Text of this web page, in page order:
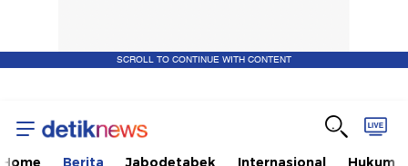
SCROLL TO CONTINUE WITH CONTENT
Home Berita Jabodetabek Internasional Hukum